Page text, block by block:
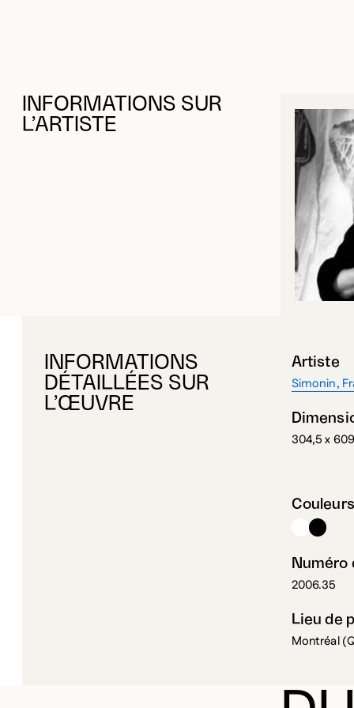
INFORMATIONS SUR
L’ARTISTE
INFORMATIONS
DÉTAILLÉES SUR
L’ŒUVRE
Artiste
Simonin,
304,5 x
Numéro
2006.35
Lieu de
Montréal